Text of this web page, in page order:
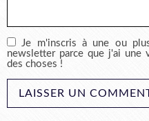
Je m'inscris à une ou
newsletter parce que j'ai une
des choses !